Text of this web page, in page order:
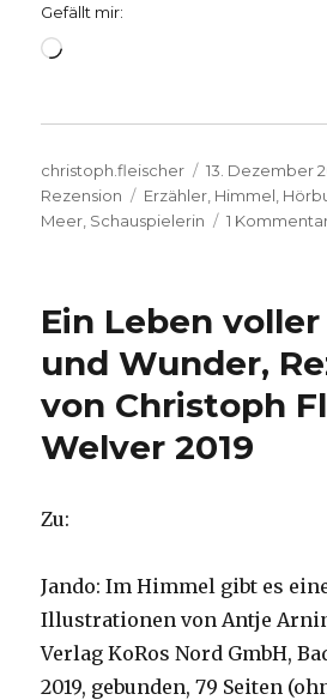
Gefällt mir:
Wird
Autor
christoph.fleischer
Veröffentlicht
am
13. Dezember
Rezension
Schlagwörter
Erzähler Himmel
Meer Schauspielerin 1
Ein Leben
und Wunder,
von Christoph
Welver 2019
Zu:
Jando: Im Himmel gibt es
Illustrationen von Antje
Verlag KoRos Nord GmbH,
2019, gebunden, 79 Seiten